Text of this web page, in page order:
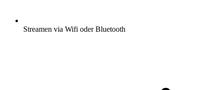
Streamen via Wifi oder Bluetooth